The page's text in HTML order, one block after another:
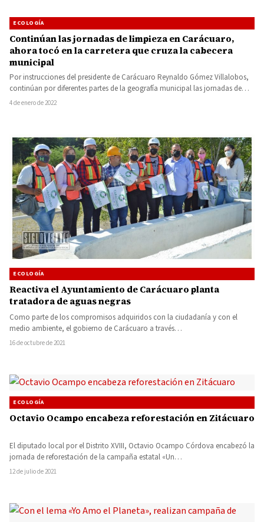
ECOLOGÍA
Continúan las jornadas de limpieza en Carácuaro,
ahora tocó en la carretera que cruza la cabecera
municipal
Por instrucciones del presidente de Carácuaro Reynaldo Gómez Villalobos,
continúan por diferentes partes de la geografía municipal las jornadas de…
4 de enero de 2022
ECOLOGÍA
Reactiva el Ayuntamiento de Carácuaro planta
tratadora de aguas negras
Como parte de los compromisos adquiridos con la ciudadanía y con el
medio ambiente, el gobierno de Carácuaro a través…
16 de octubre de 2021
ECOLOGÍA
Octavio Ocampo encabeza reforestación en Zitácuaro
El diputado local por el Distrito XVIII, Octavio Ocampo Córdova encabezó la
jornada de reforestación de la campaña estatal «Un…
12 de julio de 2021